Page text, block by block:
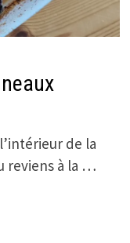
de la
reviens à la …